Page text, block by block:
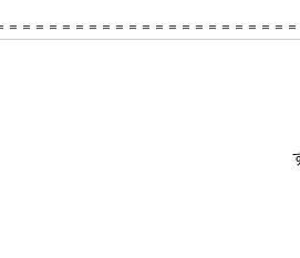
＝＝＝＝＝＝＝＝＝＝＝＝＝＝＝＝＝＝＝＝＝